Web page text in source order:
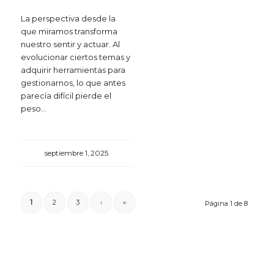
La perspectiva desde la
que miramos transforma
nuestro sentir y actuar. Al
evolucionar ciertos temas y
adquirir herramientas para
gestionarnos, lo que antes
parecía difícil pierde el
peso...
septiembre 1, 2025
Página 1 de 8
1 2 3 › »